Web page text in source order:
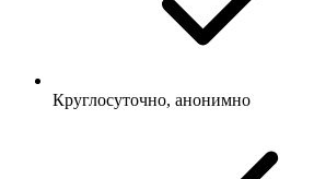
Круглосуточно, анонимно